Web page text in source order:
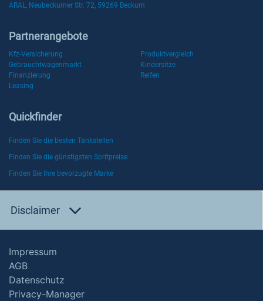
ARAL, Neubeckumer Str. 72, 59269 Beckum
Partnerangebote
Kfz-Versicherung
Produktvergleich
Gebrauchtwagenmarkt
Kindersitze
Finanzierung
Reifen
Leasing
Quickfinder
Finden Sie die besten Tankstellen
Finden Sie die günstigsten Spritpreise
Finden Sie Ihre bevorzugte Marke
Disclaimer
Impressum
AGB
Datenschutz
Privacy-Manager